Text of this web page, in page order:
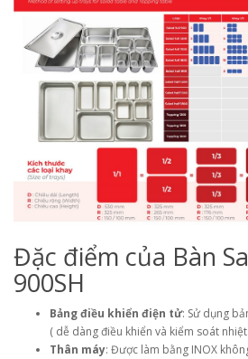
Đặc điểm của Bàn
900SH
Bảng điều khiển điện tử: Sử dụng
( dễ dàng điều khiển và kiểm soát
Thân máy: Được làm bằng INOX